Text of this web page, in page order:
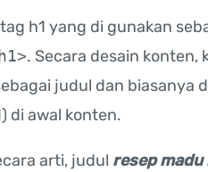
h1 yang di gunakan
. Secara desain konten,
judul dan biasanya
di awal konten.
arti, judul resep